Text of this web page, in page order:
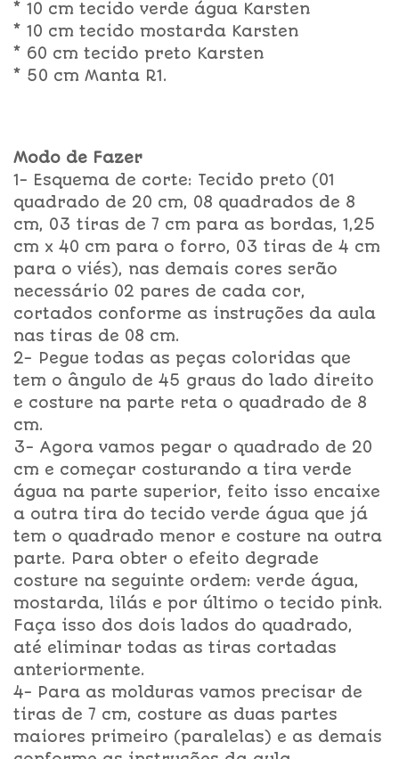
* 10 cm tecido verde água Karsten
* 10 cm tecido mostarda Karsten
* 60 cm tecido preto Karsten
* 50 cm Manta R1.
Modo de Fazer
1- Esquema de corte: Tecido preto (01
quadrado de 20 cm, 08 quadrados de 8
cm, 03 tiras de 7 cm para as bordas, 1,25
cm x 40 cm para o forro, 03 tiras de 4 cm
para o viés), nas demais cores serão
necessário 02 pares de cada cor,
cortados conforme as instruções da aula
nas tiras de 08 cm.
2- Pegue todas as peças coloridas que
tem o ângulo de 45 graus do lado direito
e costure na parte reta o quadrado de 8
cm.
3- Agora vamos pegar o quadrado de 20
cm e começar costurando a tira verde
água na parte superior, feito isso encaixe
a outra tira do tecido verde água que já
tem o quadrado menor e costure na outra
parte. Para obter o efeito degrade
costure na seguinte ordem: verde água,
mostarda, lilás e por último o tecido pink.
Faça isso dos dois lados do quadrado,
até eliminar todas as tiras cortadas
anteriormente.
4- Para as molduras vamos precisar de
tiras de 7 cm, costure as duas partes
maiores primeiro (paralelas) e as demais